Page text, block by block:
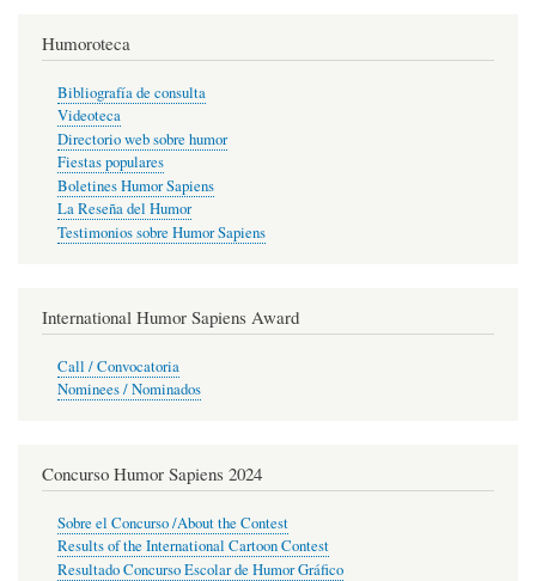
Humoroteca
Bibliografía de consulta
Videoteca
Directorio web sobre humor
Fiestas populares
Boletines Humor Sapiens
La Reseña del Humor
Testimonios sobre Humor Sapiens
International Humor Sapiens Award
Call / Convocatoria
Nominees / Nominados
Concurso Humor Sapiens 2024
Sobre el Concurso /About the Contest
Results of the International Cartoon Contest
Resultado Concurso Escolar de Humor Gráfico